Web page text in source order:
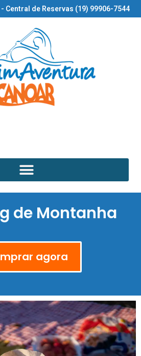
Central de Reservas (19) 99906-7544
de Montanha
agora